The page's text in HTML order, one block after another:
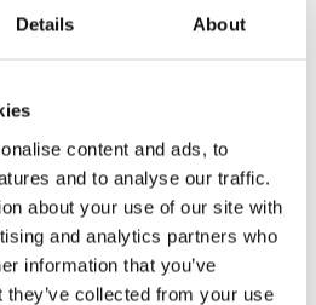
Details About
content and ads, to
and to analyse our traffic.
about your use of our site with
and analytics partners who
information that you’ve
collected from your use
Klimatyzacja (48)
DOPEUGEOT 607